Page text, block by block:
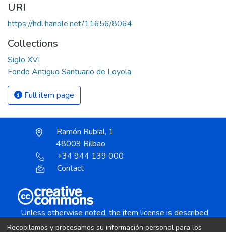
URI
https://hdl.handle.net/11656/8064
Collections
Siglo XVI
Fondo Antiguo Santuario de Loyola
Full item page
Ramón Rubial, 1
48009 Bilbao
+34 944 139 000
Contact
Unless otherwise noted, the item license is described
as:
Recopilamos y procesamos su información personal para los